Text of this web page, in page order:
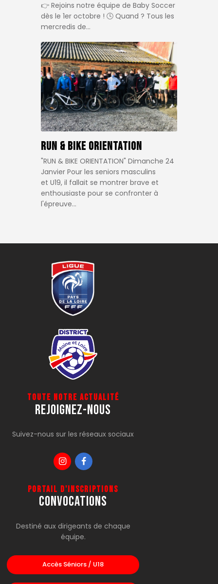
👉 Rejoins notre équipe de Baby Soccer
dès le 1er octobre ! 🕓 Quand ? Tous les
mercredis de…
Run & BIKE orientation
"RUN & BIKE ORIENTATION" Dimanche 24
Janvier Pour les seniors masculins
et U19, il fallait se montrer brave et
enthousiaste pour se confronter à
l'épreuve…
Toute notre actualité
Rejoignez-Nous
Suivez-nous sur les réseaux sociaux
Portail d'inscriptions
CONVOCATIONS
Destiné aux dirigeants de chaque
équipe.
Accès Séniors / U18